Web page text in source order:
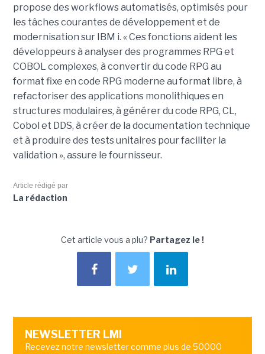
propose des workflows automatisés, optimisés pour
les tâches courantes de développement et de
modernisation sur IBM i. « Ces fonctions aident les
développeurs à analyser des programmes RPG et
COBOL complexes, à convertir du code RPG au
format fixe en code RPG moderne au format libre, à
refactoriser des applications monolithiques en
structures modulaires, à générer du code RPG, CL,
Cobol et DDS, à créer de la documentation technique
et à produire des tests unitaires pour faciliter la
validation », assure le fournisseur.
Article rédigé par
La rédaction
Cet article vous a plu? Partagez le !
NEWSLETTER LMI
Recevez notre newsletter comme plus de 50000